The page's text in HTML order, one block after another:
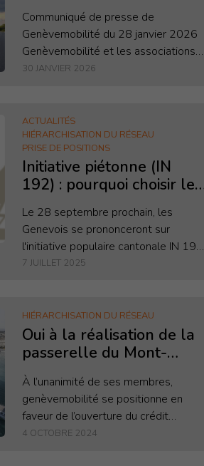
demandes de l’économie
en matière
d’infrastructures de
transport
Communiqué de presse de
Genèvemobilité du 28 janvier 2026
Genèvemobilité et les associations
économiques genevoises accueillent
de l’amélioration d’une...
30 JANVIER 2026
ACTUALITÉS
HIÉRARCHISATION DU RÉSEAU
PRISE DE POSITIONS
Initiative piétonne (IN
192) : pourquoi choisir le
Le 28 septembre prochain, les
Genevois se prononceront sur
l'initiative populaire cantonale IN 192
"Initiative piétonne : pour un canton
7 JUILLET 2025
HIÉRARCHISATION DU RÉSEAU
Oui à la réalisation de la
passerelle du Mont-
Blanc !
À l’unanimité de ses membres,
genèvemobilité se positionne en
faveur de l’ouverture du crédit
destiné à la réalisation de la
4 OCTOBRE 2024